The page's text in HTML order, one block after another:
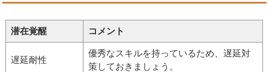
潜在覚醒 コメント
遅延耐性
優秀なスキルを持っているため、遅延対
策しておきましょう。